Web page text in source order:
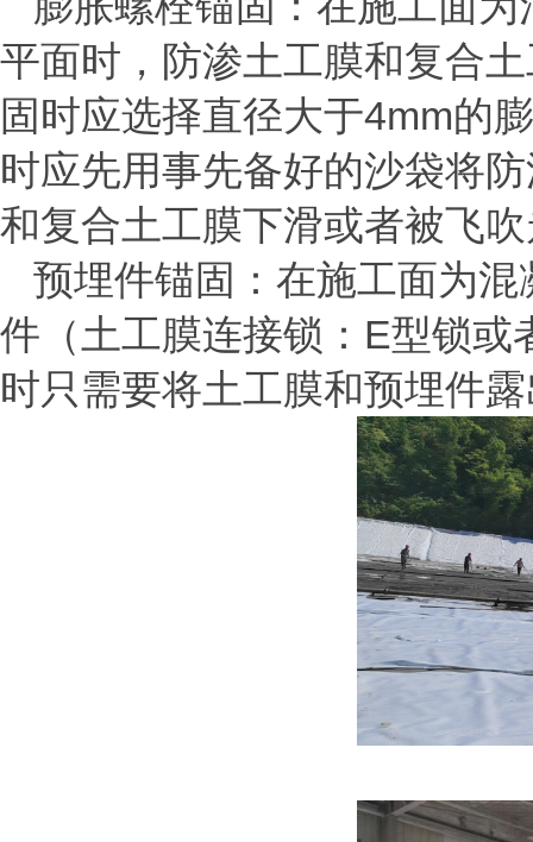
平面时，防渗土工膜和复合
固时应选择直径大于4mm的
时应先用事先备好的沙袋将
和复合土工膜下滑或者被飞
预埋件锚固：在施工面为
件（土工膜连接锁： E型锁或
时只需要将土工膜和预埋件